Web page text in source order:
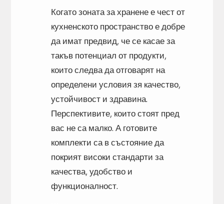
Когато зоната за хранене е чест от
кухненското пространство е добре
да имат предвид, че се касае за
такъв потенциал от продукти,
които следва да отговарят на
определени условия зя качество,
устойчивост и здравина.
Перспективите, които стоят пред
вас не са малко. А готовите
комплекти са в състояние да
покрият високи стандарти за
качества, удобство и
функционалност.